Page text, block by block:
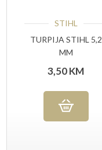
STIHL
TURPIJA STIHL 5,2
MM
3,50KM